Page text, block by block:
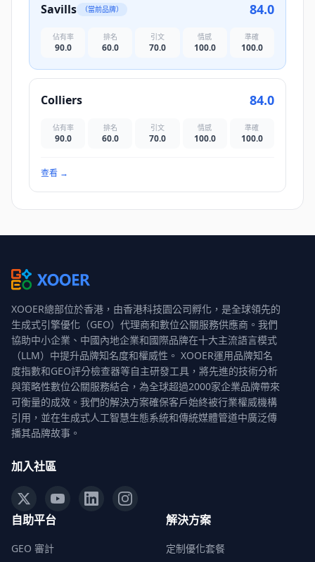
Savills （當前品牌） 84.0
佔有率
90.0
排名
60.0
引文
70.0
情感
100.0
準確
100.0
Colliers 84.0
佔有率
90.0
排名
60.0
引文
70.0
情感
100.0
準確
100.0
查看 →
XOOER總部位於香港，由香港科技園公司孵化，是全球領先的
生成式引擎優化（GEO）代理商和數位公關服務供應商。我們
協助中小企業、中國內地企業和國際品牌在十大主流語言模式
（LLM）中提升品牌知名度和權威性。 XOOER運用品牌知名
度指數和GEO評分檢查器等自主研發工具，將先進的技術分析
與策略性數位公關服務結合，為全球超過2000家企業品牌帶來
可衡量的成效。我們的解決方案確保客戶始終被行業權威機構
引用，並在生成式人工智慧生態系統和傳統媒體管道中廣泛傳
播其品牌故事。
加入社區
自助平台
GEO 審計
解決方案
定制優化套餐